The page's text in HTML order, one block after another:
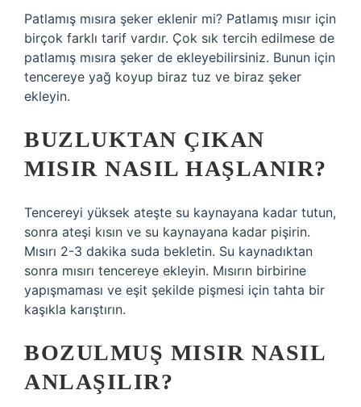
Patlamış mısıra şeker eklenir mi? Patlamış mısır için
birçok farklı tarif vardır. Çok sık tercih edilmese de
patlamış mısıra şeker de ekleyebilirsiniz. Bunun için
tencereye yağ koyup biraz tuz ve biraz şeker
ekleyin.
BUZLUKTAN ÇIKAN
MISIR NASIL HAŞLANIR?
Tencereyi yüksek ateşte su kaynayana kadar tutun,
sonra ateşi kısın ve su kaynayana kadar pişirin.
Mısırı 2-3 dakika suda bekletin. Su kaynadıktan
sonra mısırı tencereye ekleyin. Mısırın birbirine
yapışmaması ve eşit şekilde pişmesi için tahta bir
kaşıkla karıştırın.
BOZULMUŞ MISIR NASIL
ANLAŞILIR?